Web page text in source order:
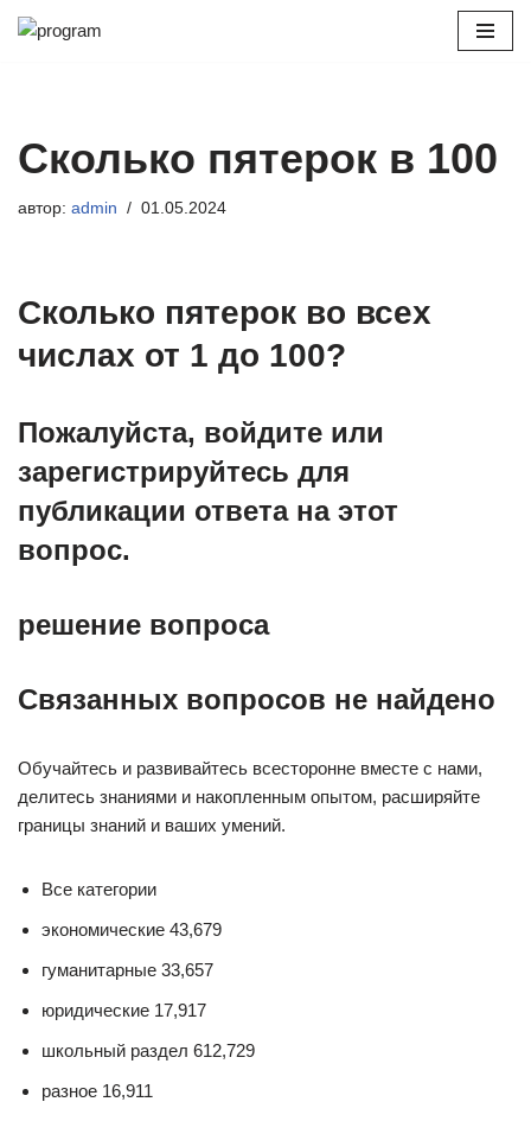
Сколько пятерок в 100
автор: admin 01.05.2024
Сколько пятерок во всех
числах от 1 до 100?
Пожалуйста, войдите или
зарегистрируйтесь для
публикации ответа на этот
вопрос.
решение вопроса
Связанных вопросов не найдено
Обучайтесь и развивайтесь всесторонне вместе с нами,
делитесь знаниями и накопленным опытом, расширяйте
границы знаний и ваших умений.
Все категории
экономические 43,679
гуманитарные 33,657
юридические 17,917
школьный раздел 612,729
разное 16,911